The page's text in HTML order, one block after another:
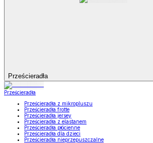
Prześcieradła
Prześcieradła
Prześcieradła z mikropluszu
Prześcieradła frotte
Prześcieradła jersey
Prześcieradła z elastanem
Prześcieradła płócienne
Prześcieradła dla dzieci
Prześcieradła nieprzepuszczalne